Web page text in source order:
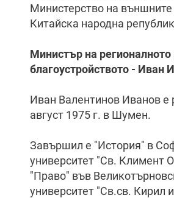
Министерство на външните
Китайска народна
Министър на регионалното
благоустройството - Иван
Иван Валентинов Иванов е
август 1975 г. в Шумен.
Завършил е "История" в
университет "Св. Климент
"Право" във
университет "Св.св. Кирил